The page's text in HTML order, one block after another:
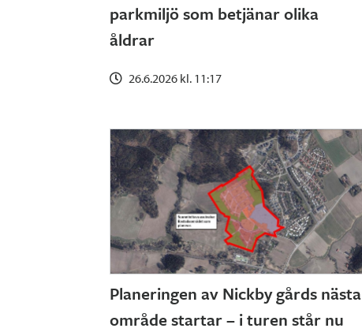
parkmiljö som betjänar olika
åldrar
26.6.2026 kl. 11:17
Planeringen av Nickby gårds nästa
område startar – i turen står nu